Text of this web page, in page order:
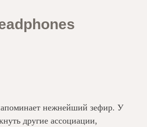
нежнейший зефир. У
другие ассоциации,